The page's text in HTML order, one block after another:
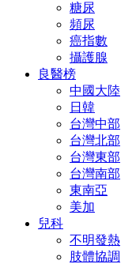
糖尿
頻尿
癌指數
攝護腺
良醫榜
中國大陸
日韓
台灣中部
台灣北部
台灣東部
台灣南部
東南亞
美加
兒科
不明發熱
肢體協調